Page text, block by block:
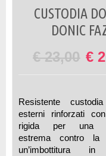
CUSTODIA
DONIC
€23,00 €
Resistente
esterni rinforzati
rigida per una
estrema contro
un’imbottitura in